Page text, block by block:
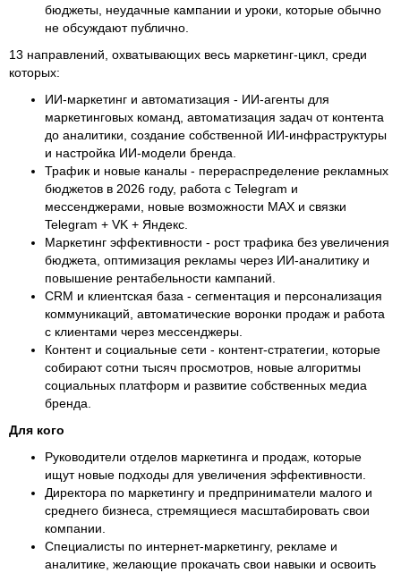
бюджеты, неудачные кампании и уроки, которые обычно
не обсуждают публично.
13 направлений, охватывающих весь маркетинг-цикл, среди
которых:
ИИ-маркетинг и автоматизация - ИИ-агенты для
маркетинговых команд, автоматизация задач от контента
до аналитики, создание собственной ИИ-инфраструктуры
и настройка ИИ-модели бренда.
Трафик и новые каналы - перераспределение рекламных
бюджетов в 2026 году, работа с Telegram и
мессенджерами, новые возможности MAX и связки
Telegram + VK + Яндекс.
Маркетинг эффективности - рост трафика без увеличения
бюджета, оптимизация рекламы через ИИ-аналитику и
повышение рентабельности кампаний.
CRM и клиентская база - сегментация и персонализация
коммуникаций, автоматические воронки продаж и работа
с клиентами через мессенджеры.
Контент и социальные сети - контент-стратегии, которые
собирают сотни тысяч просмотров, новые алгоритмы
социальных платформ и развитие собственных медиа
бренда.
Для кого
Руководители отделов маркетинга и продаж, которые
ищут новые подходы для увеличения эффективности.
Директора по маркетингу и предприниматели малого и
среднего бизнеса, стремящиеся масштабировать свои
компании.
Специалисты по интернет-маркетингу, рекламе и
аналитике, желающие прокачать свои навыки и освоить